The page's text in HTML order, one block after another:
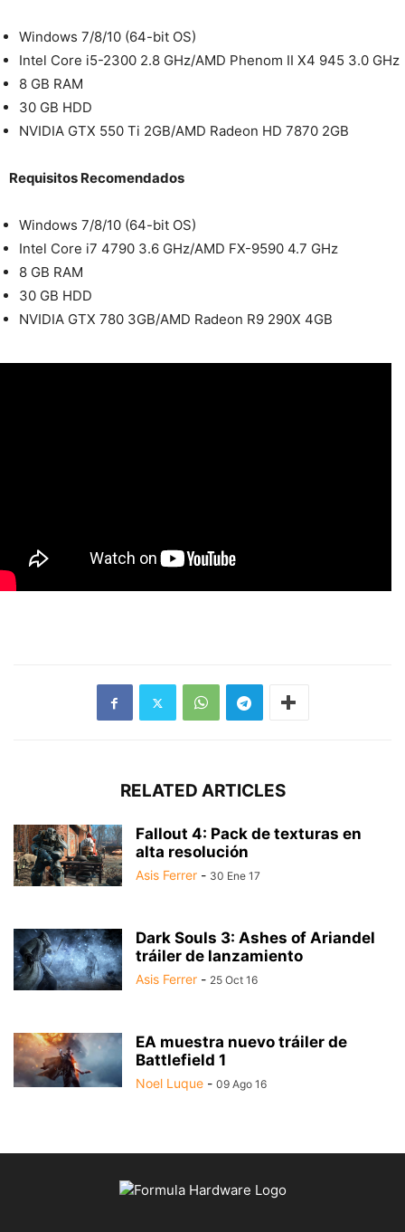
Windows 7/8/10 (64-bit OS)
Intel Core i5-2300 2.8 GHz/AMD Phenom II X4 945 3.0 GHz
8 GB RAM
30 GB HDD
NVIDIA GTX 550 Ti 2GB/AMD Radeon HD 7870 2GB
Requisitos Recomendados
Windows 7/8/10 (64-bit OS)
Intel Core i7 4790 3.6 GHz/AMD FX-9590 4.7 GHz
8 GB RAM
30 GB HDD
NVIDIA GTX 780 3GB/AMD Radeon R9 290X 4GB
RELATED ARTICLES
Fallout 4: Pack de texturas en
alta resolución
Asis Ferrer - 30 Ene 17
Dark Souls 3: Ashes of Ariandel
tráiler de lanzamiento
Asis Ferrer - 25 Oct 16
EA muestra nuevo tráiler de
Battlefield 1
Noel Luque - 09 Ago 16